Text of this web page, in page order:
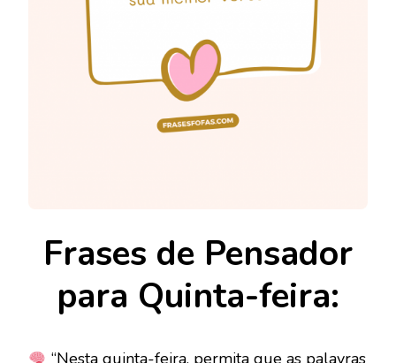
Frases de Pensador
para Quinta-feira: